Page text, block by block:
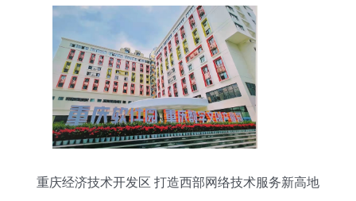
重庆经济技术开发区 打造西部网络技术服务新高地